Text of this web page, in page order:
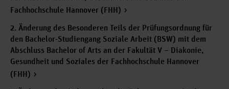
Fachhochschule Hannover (FHH)
2. Änderung des Besonderen Teils der Prüfungsordnung für
den Bachelor-Studiengang Soziale Arbeit (BSW) mit dem
Abschluss Bachelor of Arts an der Fakultät V – Diakonie,
Gesundheit und Soziales der Fachhochschule Hannover
(FHH)